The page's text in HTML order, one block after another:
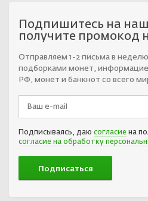
Подпишитесь на
получите промокод
Отправляем 1-2 письма в
подборками монет,
РФ, монет и банкнот со всего
Подписываясь, даю согласие на
согласие на обработку